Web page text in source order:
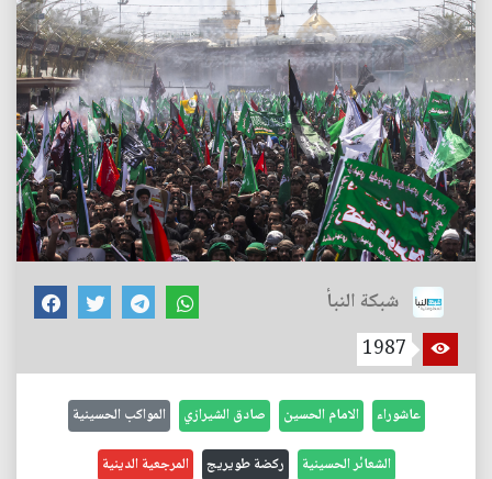
شبكة النبأ
1987
عاشوراء الامام الحسين صادق الشيرازي المواكب الحسينية
الشعائر الحسينية ركضة طويريج المرجعية الدينية